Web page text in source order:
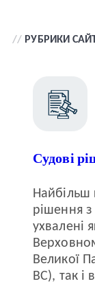
// РУБРИКИ
Судові
Найбільш
рішення з
ухвалені
Великої
ВС), так і